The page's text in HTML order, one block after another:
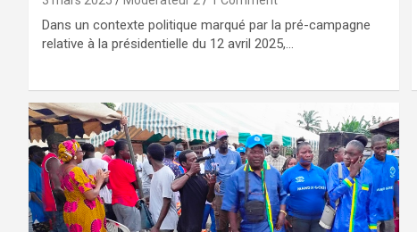
Dans un contexte politique marqué par la pré-campagne
relative à la présidentielle du 12 avril 2025,…